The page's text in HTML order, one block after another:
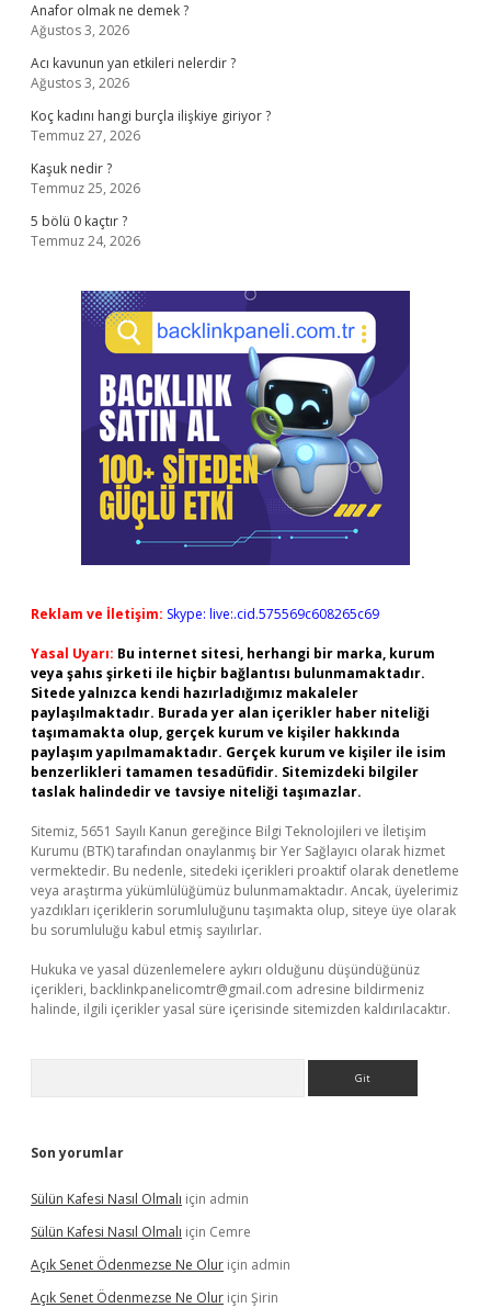
Anafor olmak ne demek ?
Ağustos 3, 2026
Acı kavunun yan etkileri nelerdir ?
Ağustos 3, 2026
Koç kadını hangi burçla ilişkiye giriyor ?
Temmuz 27, 2026
Kaşuk nedir ?
Temmuz 25, 2026
5 bölü 0 kaçtır ?
Temmuz 24, 2026
Reklam ve İletişim: Skype: live:.cid.575569c608265c69
Yasal Uyarı: Bu internet sitesi, herhangi bir marka, kurum
veya şahıs şirketi ile hiçbir bağlantısı bulunmamaktadır.
Sitede yalnızca kendi hazırladığımız makaleler
paylaşılmaktadır. Burada yer alan içerikler haber niteliği
taşımamakta olup, gerçek kurum ve kişiler hakkında
paylaşım yapılmamaktadır. Gerçek kurum ve kişiler ile isim
benzerlikleri tamamen tesadüfidir. Sitemizdeki bilgiler
taslak halindedir ve tavsiye niteliği taşımazlar.
Sitemiz, 5651 Sayılı Kanun gereğince Bilgi Teknolojileri ve İletişim
Kurumu (BTK) tarafından onaylanmış bir Yer Sağlayıcı olarak hizmet
vermektedir. Bu nedenle, sitedeki içerikleri proaktif olarak denetleme
veya araştırma yükümlülüğümüz bulunmamaktadır. Ancak, üyelerimiz
yazdıkları içeriklerin sorumluluğunu taşımakta olup, siteye üye olarak
bu sorumluluğu kabul etmiş sayılırlar.
Hukuka ve yasal düzenlemelere aykırı olduğunu düşündüğünüz
içerikleri, backlinkpanelicomtr@gmail.com adresine bildirmeniz
halinde, ilgili içerikler yasal süre içerisinde sitemizden kaldırılacaktır.
Son yorumlar
Sülün Kafesi Nasıl Olmalı için admin
Sülün Kafesi Nasıl Olmalı için Cemre
Açık Senet Ödenmezse Ne Olur için admin
Açık Senet Ödenmezse Ne Olur için Şirin